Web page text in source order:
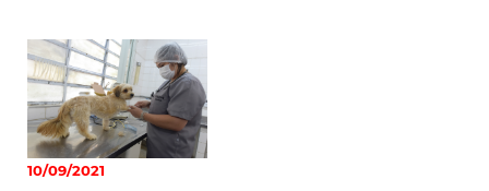
10/09/2021